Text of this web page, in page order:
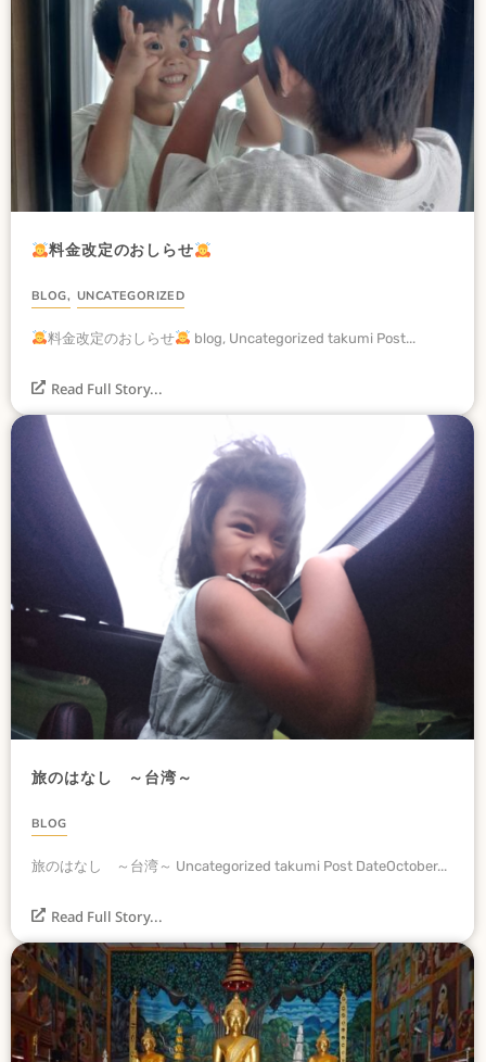
料金改定のおしらせ
BLOG, UNCATEGORIZED
料金改定のおしらせ blog, Uncategorized takumi Post...
Read Full Story...
旅のはなし ～台湾～
BLOG
旅のはなし ～台湾～ Uncategorized takumi Post DateOctober...
Read Full Story...